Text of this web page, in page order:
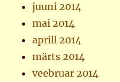
juuni 2014
mai 2014
aprill 2014
märts 2014
veebruar 2014